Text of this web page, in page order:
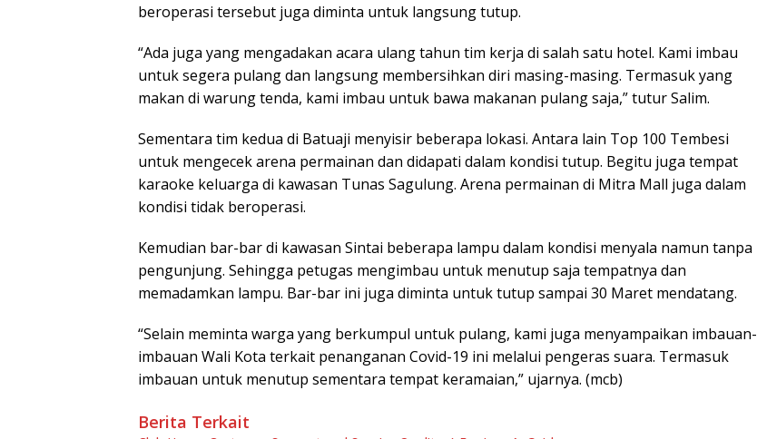
beroperasi tersebut juga diminta untuk langsung tutup.
“Ada juga yang mengadakan acara ulang tahun tim kerja di salah satu hotel. Kami imbau
untuk segera pulang dan langsung membersihkan diri masing-masing. Termasuk yang
makan di warung tenda, kami imbau untuk bawa makanan pulang saja,” tutur Salim.
Sementara tim kedua di Batuaji menyisir beberapa lokasi. Antara lain Top 100 Tembesi
untuk mengecek arena permainan dan didapati dalam kondisi tutup. Begitu juga tempat
karaoke keluarga di kawasan Tunas Sagulung. Arena permainan di Mitra Mall juga dalam
kondisi tidak beroperasi.
Kemudian bar-bar di kawasan Sintai beberapa lampu dalam kondisi menyala namun tanpa
pengunjung. Sehingga petugas mengimbau untuk menutup saja tempatnya dan
memadamkan lampu. Bar-bar ini juga diminta untuk tutup sampai 30 Maret mendatang.
“Selain meminta warga yang berkumpul untuk pulang, kami juga menyampaikan imbauan-
imbauan Wali Kota terkait penanganan Covid-19 ini melalui pengeras suara. Termasuk
imbauan untuk menutup sementara tempat keramaian,” ujarnya. (mcb)
Berita Terkait